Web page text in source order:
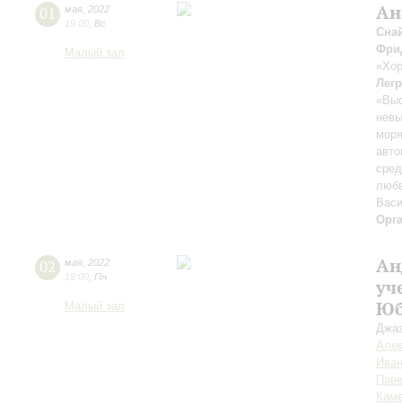
01 мая 2022
19:00 Вс
Малый зал
02 мая 2022
19:00 Пн
Малый зал